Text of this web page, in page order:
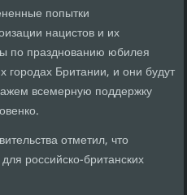
попытки
нацистов и их
по празднованию юбилея
Британии, и они будут
всемерную поддержку
отметил, что
российско-британских